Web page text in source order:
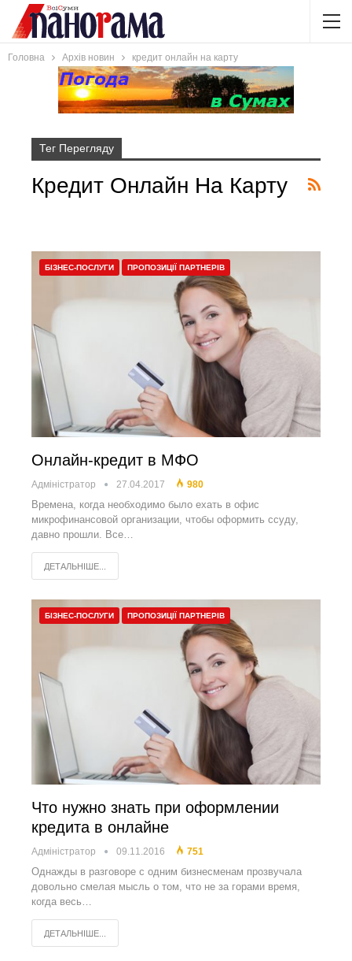
Головна Архів новин кредит онлайн на карту
Тег Перегляду
Кредит Онлайн На Карту
БІЗНЕС-ПОСЛУГИ ПРОПОЗИЦІЇ ПАРТНЕРІВ
Онлайн-кредит в МФО
Адміністратор 27.04.2017 980
Времена, когда необходимо было ехать в офис
микрофинансовой организации, чтобы оформить ссуду,
давно прошли. Все…
ДЕТАЛЬНІШЕ...
БІЗНЕС-ПОСЛУГИ ПРОПОЗИЦІЇ ПАРТНЕРІВ
Что нужно знать при оформлении
кредита в онлайне
Адміністратор 09.11.2016 751
Однажды в разговоре с одним бизнесменам прозвучала
довольно смелая мысль о том, что не за горами время,
когда весь…
ДЕТАЛЬНІШЕ...